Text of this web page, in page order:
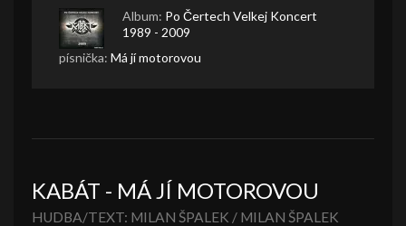
Album: Po Čertech Velkej Koncert
1989 - 2009
písnička: Má jí motorovou
KABÁT - MÁ JÍ MOTOROVOU
HUDBA/TEXT: MILAN ŠPALEK / MILAN ŠPALEK